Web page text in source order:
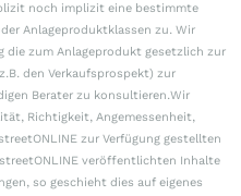
noch implizit eine bestimmte
Anlageproduktklassen zu. Wir
die zum Anlageprodukt gesetzlich zur
den Verkaufsprospekt) zur
Berater zu konsultieren.Wir
Richtigkeit, Angemessenheit,
zur Verfügung gestellten
veröffentlichten Inhalte
so geschieht dies auf eigenes